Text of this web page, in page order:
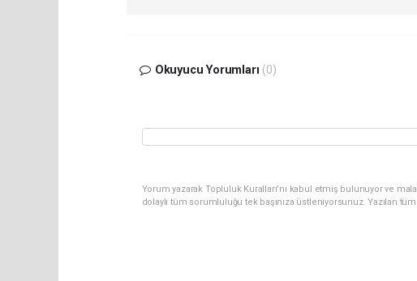
Okuyucu Yorumları (0)
Yorum yazarak Topluluk Kuralları’nı kabul etmiş bulunuyor ve
dolaylı tüm sorumluluğu tek başınıza üstleniyorsunuz. Yazılan